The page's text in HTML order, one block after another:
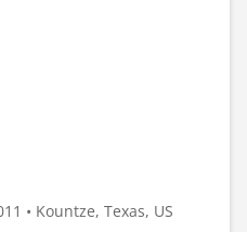
• Kountze, Texas, US